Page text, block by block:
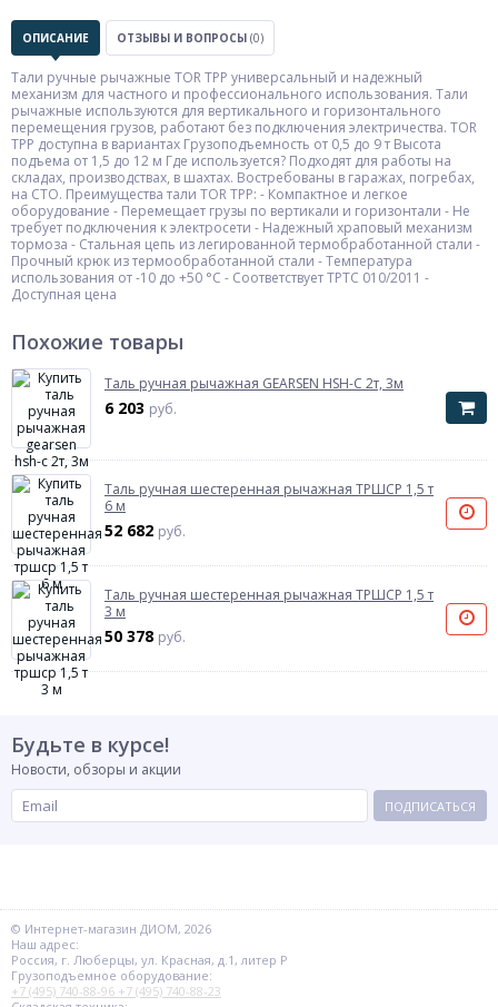
ОПИСАНИЕ ОТЗЫВЫ И ВОПРОСЫ (0)
Тали ручные рычажные TOR ТРР универсальный и надежный
механизм для частного и профессионального использования. Тали
рычажные используются для вертикального и горизонтального
перемещения грузов, работают без подключения электричества. TOR
ТРР доступна в вариантах Грузоподъемность от 0,5 до 9 т Высота
подъема от 1,5 до 12 м Где используется? Подходят для работы на
складах, производствах, в шахтах. Востребованы в гаражах, погребах,
на СТО. Преимущества тали TOR ТРР: - Компактное и легкое
оборудование - Перемещает грузы по вертикали и горизонтали - Не
требует подключения к электросети - Надежный храповый механизм
тормоза - Стальная цепь из легированной термобработанной стали -
Прочный крюк из термообработанной стали - Температура
использования от -10 до +50 °C - Соответствует ТРТС 010/2011 -
Доступная цена
Похожие товары
Таль ручная рычажная GEARSEN HSH-C 2т, 3м
6 203 руб.
Таль ручная шестеренная рычажная ТРШСР 1,5 т
6 м
52 682 руб.
Таль ручная шестеренная рычажная ТРШСР 1,5 т
3 м
50 378 руб.
Будьте в курсе!
Новости, обзоры и акции
ПОДПИСАТЬСЯ
© Интернет-магазин ДИОМ, 2026
Наш адрес:
Россия, г. Люберцы, ул. Красная, д.1, литер Р
Грузоподъемное оборудование:
+7 (495) 740-88-96 +7 (495) 740-88-23